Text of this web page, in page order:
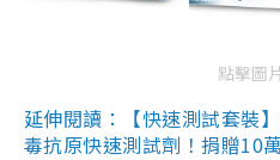
點擊圖
延伸閱讀：【快速測試套裝
毒抗原快速測試劑！捐贈10